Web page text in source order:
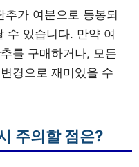
가 여분으로 동봉되
수 있습니다. 만약 여
를 구매하거나, 모든
경으로 재미있을 수
주의할 점은?